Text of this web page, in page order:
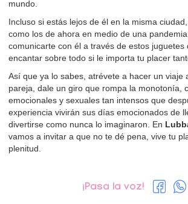
mundo.
Incluso si estás lejos de él en la misma
como los de ahora en medio de una
comunicarte con él a través de estos juguetes
encantar sobre todo si le importa tu placer
Así que ya lo sabes, atrévete a hacer un viaje
pareja, dale un giro que rompa la monotonía,
emocionales y sexuales tan intensos que
experiencia vivirán sus días emocionados de
divertirse como nunca lo imaginaron. En
vamos a invitar a que no te dé pena, vive tu
plenitud.
¡Pasa la voz!